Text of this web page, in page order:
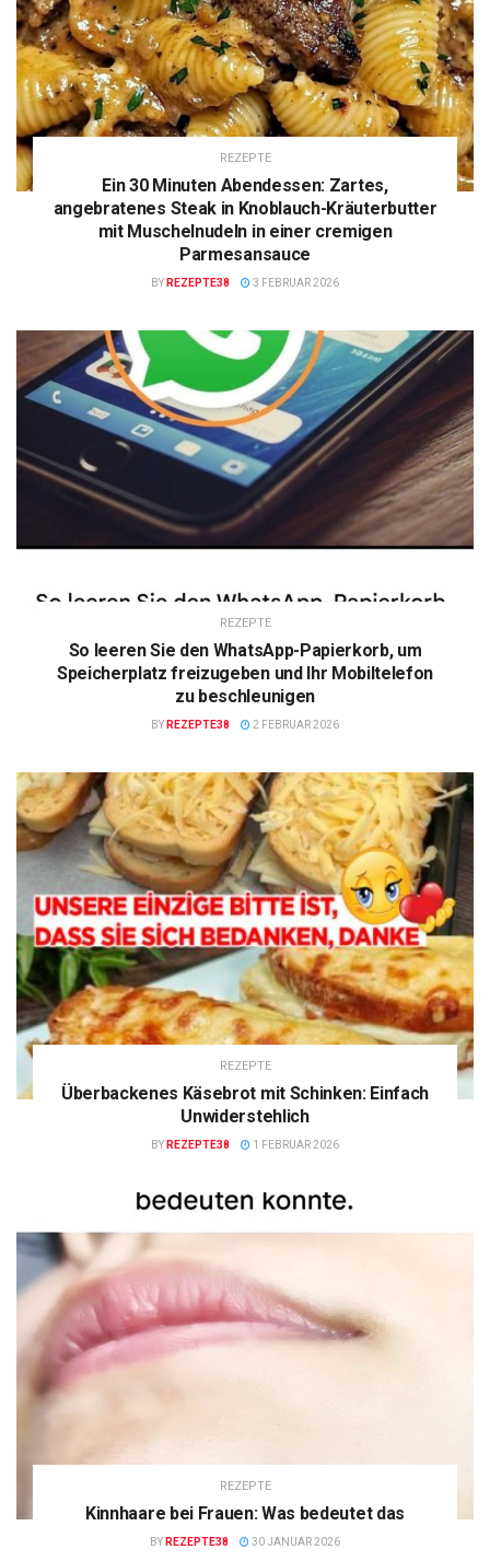
REZEPTE
Ein 30 Minuten Abendessen: Zartes,
angebratenes Steak in Knoblauch-Kräuterbutter
mit Muschelnudeln in einer cremigen
Parmesansauce
BY REZEPTE38 3 FEBRUAR 2026
REZEPTE
So leeren Sie den WhatsApp-Papierkorb, um
Speicherplatz freizugeben und Ihr Mobiltelefon
zu beschleunigen
BY REZEPTE38 2 FEBRUAR 2026
REZEPTE
Überbackenes Käsebrot mit Schinken: Einfach
Unwiderstehlich
BY REZEPTE38 1 FEBRUAR 2026
REZEPTE
Kinnhaare bei Frauen: Was bedeutet das
BY REZEPTE38 30 JANUAR 2026